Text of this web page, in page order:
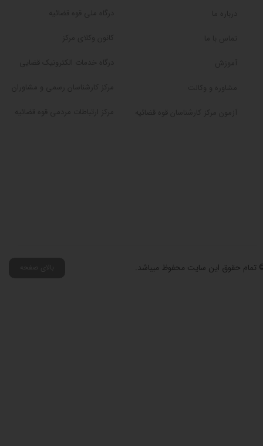
تمام حقوق این سایت محفوظ میباشد.